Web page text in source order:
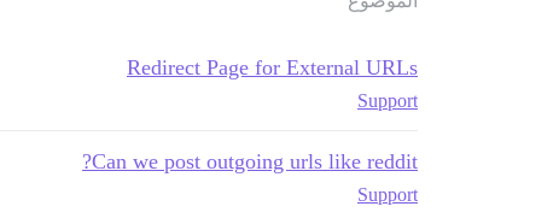
Redirect Page for External URLs
Support
Can we post outgoing urls like reddit?
Support